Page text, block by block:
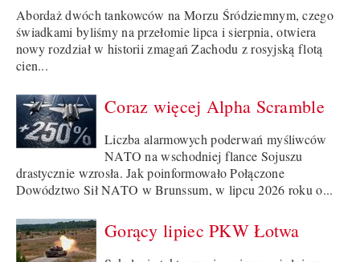
Abordaż dwóch tankowców na Morzu Śródziemnym, czego
świadkami byliśmy na przełomie lipca i sierpnia, otwiera
nowy rozdział w historii zmagań Zachodu z rosyjską flotą
cien...
Coraz więcej Alpha Scramble
Liczba alarmowych poderwań myśliwców
NATO na wschodniej flance Sojuszu
drastycznie wzrosła. Jak poinformowało Połączone
Dowództwo Sił NATO w Brunssum, w lipcu 2026 roku o...
Gorący lipiec PKW Łotwa